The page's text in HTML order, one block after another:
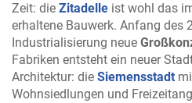
Zeit: die Zitadelle ist wohl das
erhaltene Bauwerk. Anfang des
Industrialisierung neue
Fabriken entsteht ein neuer
Architektur: die Siemensstadt
Wohnsiedlungen und